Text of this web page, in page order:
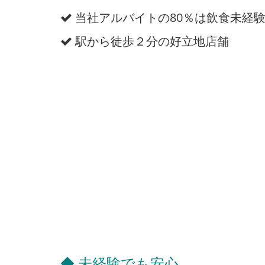
当社アルバイトの80％は飲食未経
駅から徒歩２分の好立地店舗